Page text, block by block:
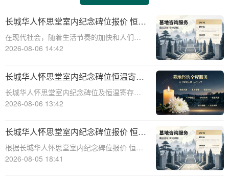
长城华人怀思堂室内纪念碑位报价 恒温
寄存配套同步减免详解
在现代社会，随着生活节奏的加快和人们对
身后事的关注度提升，越来越多的人开始考
和怀念。长城华人怀思堂作为一家专业的纪
念服务机构，提供了一系列的纪念产品和服
务，其中包
2026-08-06 14:42
长城华人怀思堂室内纪念碑位恒温寄存
服务报价及同步减免政策详解
长城华人怀思堂室内纪念碑位及恒温寄存服
务报价与同步减免政策详解☎ 华人怀思堂电
步，人们对逝者的纪念方式日益多元化。室
内纪念碑位作为一种新兴的纪念
2026-08-06 13:42
长城华人怀思堂室内纪念碑位报价 恒温
寄存配套同步减免详解
根据长城华人怀思堂室内纪念碑位报价 恒温
寄存配套同步减免详解☎ 华人怀思堂电
2026-08-05 18:41